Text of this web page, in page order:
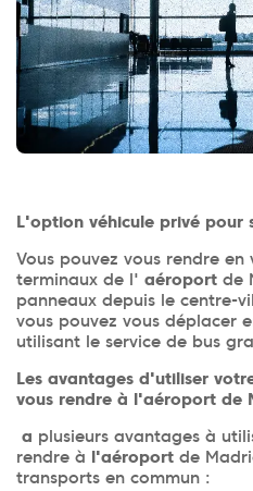
L'option véhicule privé
Vous pouvez vous rendre
terminaux de l' aéroport de
panneaux depuis le centre-
vous pouvez vous déplacer
utilisant le service de bus
Les avantages d'utiliser
vous rendre à l'aéroport de
a plusieurs avantages à
rendre à
l'aéroport de
transports en commun :